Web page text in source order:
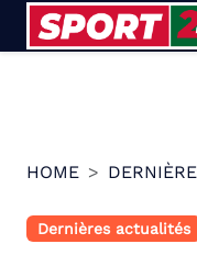
HOME
Dernières actualités